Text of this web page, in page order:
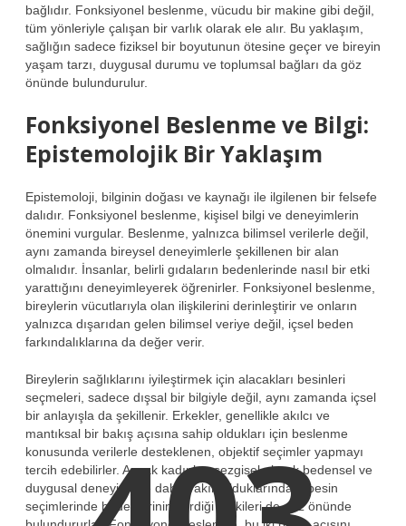
bağlıdır. Fonksiyonel beslenme, vücudu bir makine gibi değil,
tüm yönleriyle çalışan bir varlık olarak ele alır. Bu yaklaşım,
sağlığın sadece fiziksel bir boyutunun ötesine geçer ve bireyin
yaşam tarzı, duygusal durumu ve toplumsal bağları da göz
önünde bulundurulur.
Fonksiyonel Beslenme ve Bilgi:
Epistemolojik Bir Yaklaşım
Epistemoloji, bilginin doğası ve kaynağı ile ilgilenen bir felsefe
dalıdır. Fonksiyonel beslenme, kişisel bilgi ve deneyimlerin
önemini vurgular. Beslenme, yalnızca bilimsel verilerle değil,
aynı zamanda bireysel deneyimlerle şekillenen bir alan
olmalıdır. İnsanlar, belirli gıdaların bedenlerinde nasıl bir etki
yarattığını deneyimleyerek öğrenirler. Fonksiyonel beslenme,
bireylerin vücutlarıyla olan ilişkilerini derinleştirir ve onların
yalnızca dışarıdan gelen bilimsel veriye değil, içsel beden
farkındalıklarına da değer verir.
Bireylerin sağlıklarını iyileştirmek için alacakları besinleri
seçmeleri, sadece dışsal bir bilgiyle değil, aynı zamanda içsel
bir anlayışla da şekillenir. Erkekler, genellikle akılcı ve
mantıksal bir bakış açısına sahip oldukları için beslenme
konusunda verilerle desteklenen, objektif seçimler yapmayı
tercih edebilirler. Ancak kadınlar, sezgisel olarak bedensel ve
duygusal deneyimlere daha yakın olduklarından, besin
seçimlerinde bedenlerinin verdiği tepkileri de göz önünde